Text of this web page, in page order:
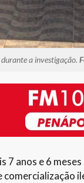
a investigação.
7 anos e 6